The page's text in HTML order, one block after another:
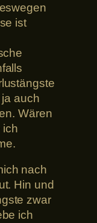
ist
auch
Wären
ich
nach
Hin und
zwar
ich